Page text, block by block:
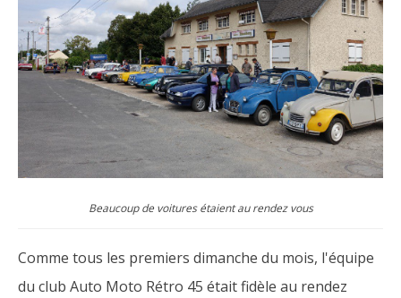
Beaucoup de voitures étaient au rendez vous
Comme tous les premiers dimanche du mois, l'équipe
du club Auto Moto Rétro 45 était fidèle au rendez